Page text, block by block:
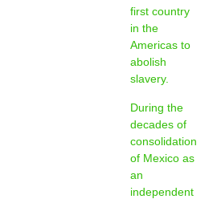
first country
in the
Americas to
abolish
slavery.
During the
decades of
consolidation
of Mexico as
an
independent